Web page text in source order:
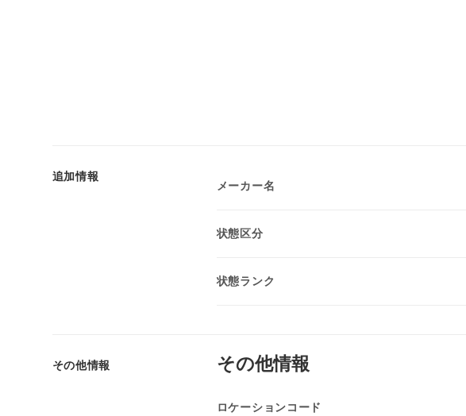
追加情報
メーカー名
状態区分
状態ランク
その他情報 その他情報
ロケーションコード